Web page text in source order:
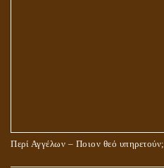
Περί Αγγέλων – Ποιον θεό υπηρετούν;